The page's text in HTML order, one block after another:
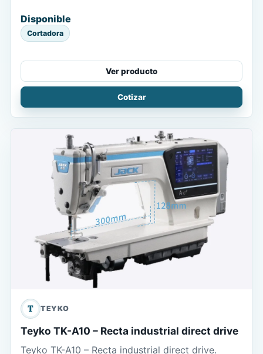
Disponible
Cortadora
Ver producto
Cotizar
T TEYKO
Teyko TK-A10 – Recta industrial direct drive
Teyko TK-A10 – Recta industrial direct drive.